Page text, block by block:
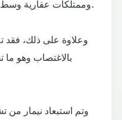
وممتلكات عقارية وسط نزاع طويل الأمد بشأن الضرائب.
وعلاوة على ذلك، فقد
بالاغتصاب وهو ما
وتم استبعاد نيمار من